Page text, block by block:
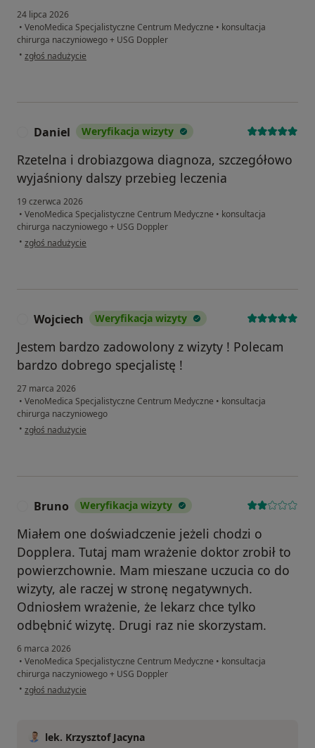
24 lipca 2026
• VenoMedica Specjalistyczne Centrum Medyczne • konsultacja
chirurga naczyniowego + USG Doppler
• w opinii użytkownika A.A.
zgłoś nadużycie
Daniel Weryfikacja wizyty
Rzetelna i drobiazgowa diagnoza, szczegółowo
wyjaśniony dalszy przebieg leczenia
19 czerwca 2026
• VenoMedica Specjalistyczne Centrum Medyczne • konsultacja
chirurga naczyniowego + USG Doppler
• w opinii użytkownika Daniel
zgłoś nadużycie
Wojciech Weryfikacja wizyty
Jestem bardzo zadowolony z wizyty ! Polecam
bardzo dobrego specjalistę !
27 marca 2026
• VenoMedica Specjalistyczne Centrum Medyczne • konsultacja
chirurga naczyniowego
• w opinii użytkownika Wojciech
zgłoś nadużycie
Bruno Weryfikacja wizyty
Miałem one doświadczenie jeżeli chodzi o
Dopplera. Tutaj mam wrażenie doktor zrobił to
powierzchownie. Mam mieszane uczucia co do
wizyty, ale raczej w stronę negatywnych.
Odniosłem wrażenie, że lekarz chce tylko
odbębnić wizytę. Drugi raz nie skorzystam.
6 marca 2026
• VenoMedica Specjalistyczne Centrum Medyczne • konsultacja
chirurga naczyniowego + USG Doppler
• w opinii użytkownika Bruno
zgłoś nadużycie
lek. Krzysztof Jacyna